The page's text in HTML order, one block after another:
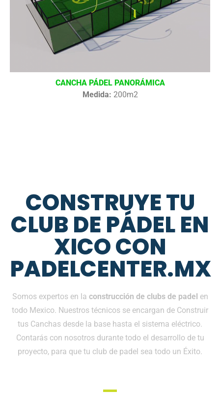
CANCHA PÁDEL PANORÁMICA
Medida: 200m2
CONSTRUYE TU
CLUB DE PÁDEL EN
XICO CON
PADELCENTER.MX
Somos expertos en la construcción de clubs de padel en
todo Mexico. Nuestros técnicos se encargan de Construir
tus Canchas desde la base hasta el sistema eléctrico.
Contarás con nosotros durante todo el desarrollo de tu
proyecto, para que tu club de padel sea todo un Éxito.